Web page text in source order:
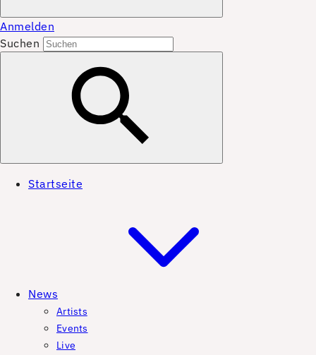
Anmelden
Suchen
Startseite
News
Artists
Events
Live